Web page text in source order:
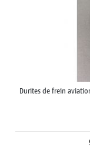
Durites de frein